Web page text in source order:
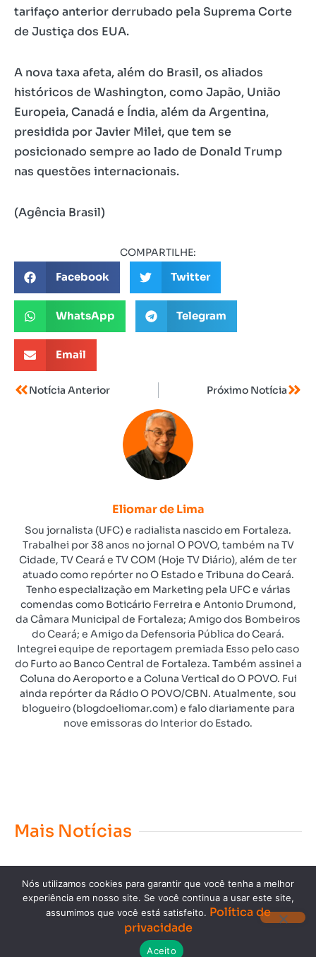
tarifaço anterior derrubado pela Suprema Corte
de Justiça dos EUA.
A nova taxa afeta, além do Brasil, os aliados
históricos de Washington, como Japão, União
Europeia, Canadá e Índia, além da Argentina,
presidida por Javier Milei, que tem se
posicionado sempre ao lado de Donald Trump
nas questões internacionais.
(Agência Brasil)
COMPARTILHE:
Facebook Twitter
WhatsApp Telegram
Email
Notícia Anterior Próximo Notícia
Eliomar de Lima
Sou jornalista (UFC) e radialista nascido em Fortaleza.
Trabalhei por 38 anos no jornal O POVO, também na TV
Cidade, TV Ceará e TV COM (Hoje TV Diário), além de ter
atuado como repórter no O Estado e Tribuna do Ceará.
Tenho especialização em Marketing pela UFC e várias
comendas como Boticário Ferreira e Antonio Drumond,
da Câmara Municipal de Fortaleza; Amigo dos Bombeiros
do Ceará; e Amigo da Defensoria Pública do Ceará.
Integrei equipe de reportagem premiada Esso pelo caso
do Furto ao Banco Central de Fortaleza. Também assinei a
Coluna do Aeroporto e a Coluna Vertical do O POVO. Fui
ainda repórter da Rádio O POVO/CBN. Atualmente, sou
blogueiro (blogdoeliomar.com) e falo diariamente para
nove emissoras do Interior do Estado.
Mais Notícias
Copyright © 2023. Todos os direitos reservados.
Nós utilizamos cookies para garantir que você tenha a melhor
experiência em nosso site. Se você continua a usar este site,
assumimos que você está satisfeito. Política de
privacidade
Aceito